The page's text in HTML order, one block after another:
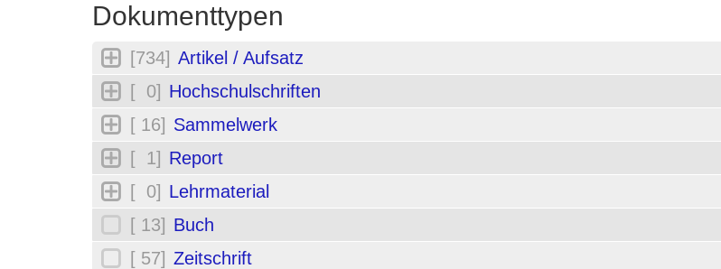
Dokumenttypen
[734] Artikel / Aufsatz
[ 0] Hochschulschriften
[ 16] Sammelwerk
[ 1] Report
[ 0] Lehrmaterial
[ 13] Buch
[ 57] Zeitschrift